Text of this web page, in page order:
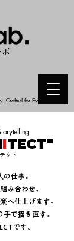
for Every Story.
ボ
ITECT"
クト
仕事。
み合わせ、
へ仕上げます。
で描き直す。
です。